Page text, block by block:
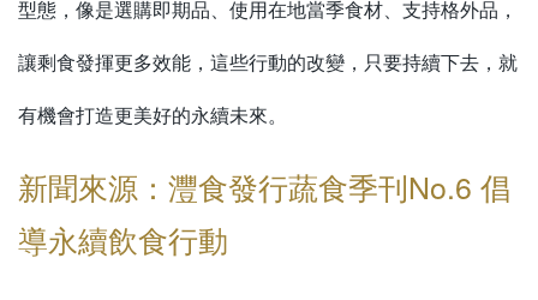
型態，像是選購即期品、使用在地當季食材、支持格外品，
讓剩食發揮更多效能，這些行動的改變，只要持續下去，就
有機會打造更美好的永續未來。
新聞來源：灃食發行蔬食季刊No.6 倡
導永續飲食行動